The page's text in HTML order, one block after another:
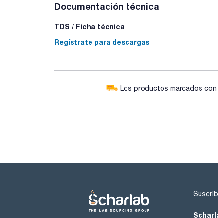
Documentación técnica
TDS / Ficha técnica
Regístrate para descargas
Los productos marcados con